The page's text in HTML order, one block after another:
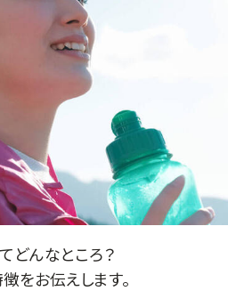
どんなところ？
をお伝えします。